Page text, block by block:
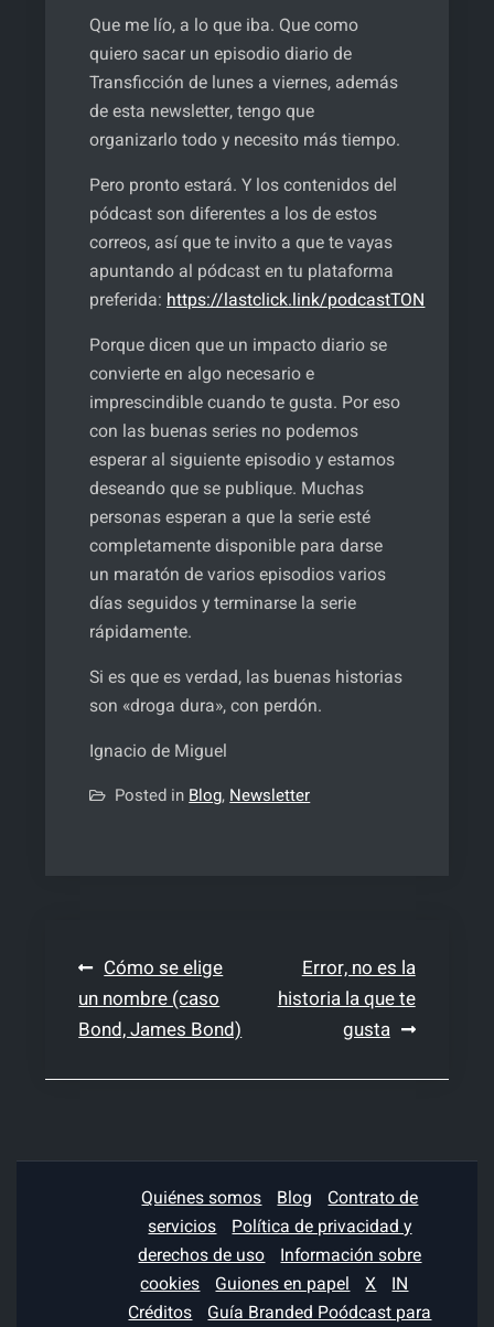
Que me lío, a lo que iba. Que como
quiero sacar un episodio diario de
Transficción de lunes a viernes, además
de esta newsletter, tengo que
organizarlo todo y necesito más tiempo.
Pero pronto estará. Y los contenidos del
pódcast son diferentes a los de estos
correos, así que te invito a que te vayas
apuntando al pódcast en tu plataforma
preferida:https://lastclick.link/podcastTON
Porque dicen que un impacto diario se
convierte en algo necesario e
imprescindible cuando te gusta. Por eso
con las buenas series no podemos
esperar al siguiente episodio y estamos
deseando que se publique. Muchas
personas esperan a que la serie esté
completamente disponible para darse
un maratón de varios episodios varios
días seguidos y terminarse la serie
rápidamente.
Si es que es verdad, las buenas historias
son «droga dura», con perdón.
Ignacio de Miguel
Posted in Blog, Newsletter
Navegación
de
entradas
Cómo se elige
un nombre (caso
Bond, James Bond)
Error, no es la
historia la que te
gusta
Quiénes somos Blog
Contrato de
servicios
Política de privacidad y
derechos de uso
Información sobre
cookies
Guiones en papel X
IN
Créditos
Guía Branded Poódcast para